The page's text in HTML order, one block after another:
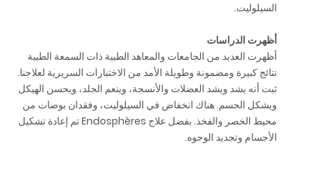
السيلوليت.
أظهرت الدراسات
أظهرت العديد من الجامعات والمعاهد الطبية ذات السمعة الطيبة
نتائج كبيرة ومضمونة وطويلة الأمد من الاختبارات السريرية لعلاجنا.
ثبت أنه يشد ويشد العضلات والأنسجة، وينعم الجلد، ويحسن الهيكل
ويشكل الجسم. هناك انخفاض في السيلوليت، وفقدان بوصات من
محيط الخصر والفخذ. بفضل علاج Endosphères تم إعادة تشكيل
الأجسام وتجديد الوجوه.